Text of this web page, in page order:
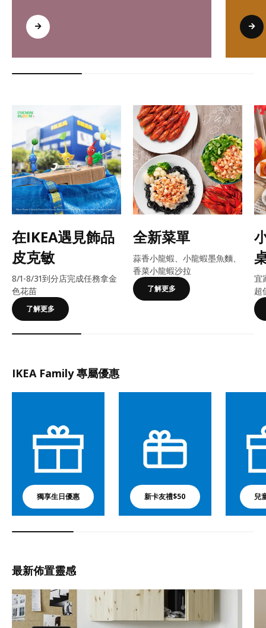
在IKEA遇見飾品
皮克敏
8/1-8/31到分店完成任務拿金
色花苗
了解更多
全新菜單
蒜香小龍蝦、小龍蝦墨魚麵、
香菜小龍蝦沙拉
了解更多
宜
超
IKEA Family 專屬優惠
獨享生日優惠 新卡友禮$50 兒
最新佈置靈感